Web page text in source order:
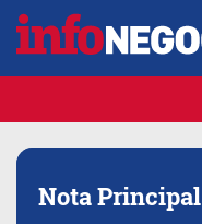
Nota Principal